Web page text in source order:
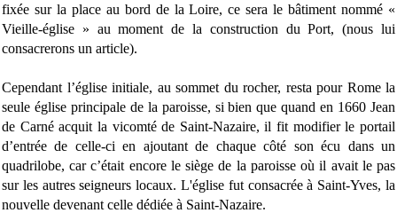
fixée sur la place au bord de la Loire, ce sera le bâtiment nommé «
Vieille-église » au moment de la construction du Port, (nous lui
consacrerons un article).
Cependant l’église initiale, au sommet du rocher, resta pour Rome la
seule église principale de la paroisse, si bien que quand en 1660 Jean
de Carné acquit la vicomté de Saint-Nazaire, il fit modifier le portail
d’entrée de celle-ci en ajoutant de chaque côté son écu dans un
quadrilobe, car c’était encore le siège de la paroisse où il avait le pas
sur les autres seigneurs locaux. L'église fut consacrée à Saint-Yves, la
nouvelle devenant celle dédiée à Saint-Nazaire.